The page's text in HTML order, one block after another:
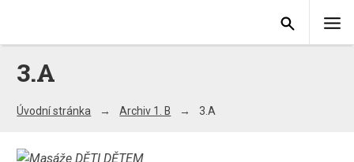
3.A
Úvodní stránka Archiv 1. B 3.A